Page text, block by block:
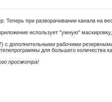
при разворачивании канала на
использует "умную"
с дополнительными рабочими
для большего количества
просмотра!